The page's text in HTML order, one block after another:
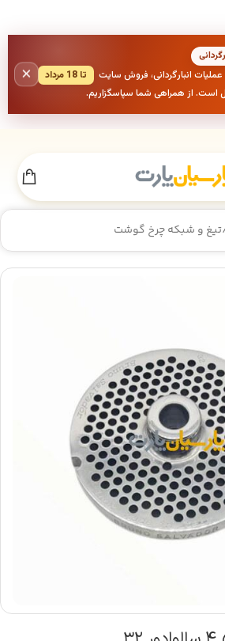
عملیات انبارگردانی، فروش سایت
تا 18 مرداد
است. از همراهی شما سپاسگزاریم.
×
تیغ و شبکه چرخ گوشت